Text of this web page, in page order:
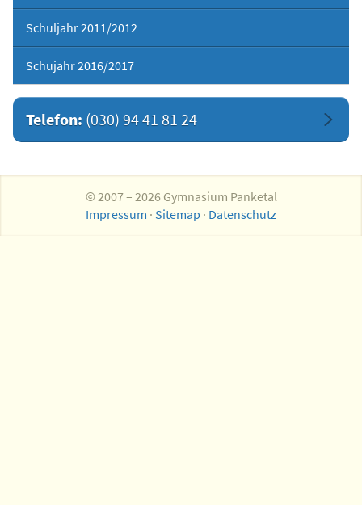
Schuljahr 2011/2012
Schujahr 2016/2017
Telefon: (030) 94 41 81 24
© 2007 – 2026 Gymnasium Panketal
Impressum · Sitemap · Datenschutz